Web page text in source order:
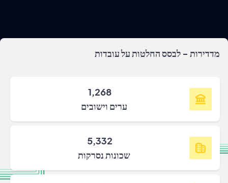
מדדירות - לבסס החלטות על עובדות
1,268
ערים וישובים
5,332
שכונות נסרקות